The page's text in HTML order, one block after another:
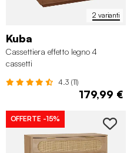
2 varianti
Kuba
Cassettiera effetto legno 4
cassetti
4.3 (11)
179,99 €
OFFERTE -15%